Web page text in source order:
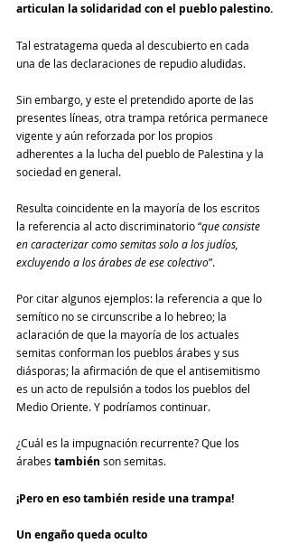
articulan la solidaridad con el pueblo palestino.
Tal estratagema queda al descubierto en cada
una de las declaraciones de repudio aludidas.
Sin embargo, y este el pretendido aporte de las
presentes líneas, otra trampa retórica permanece
vigente y aún reforzada por los propios
adherentes a la lucha del pueblo de Palestina y la
sociedad en general.
Resulta coincidente en la mayoría de los escritos
la referencia al acto discriminatorio “que consiste
en caracterizar como semitas solo a los judíos,
excluyendo a los árabes de ese colectivo”.
Por citar algunos ejemplos: la referencia a que lo
semítico no se circunscribe a lo hebreo; la
aclaración de que la mayoría de los actuales
semitas conforman los pueblos árabes y sus
diásporas; la afirmación de que el antisemitismo
es un acto de repulsión a todos los pueblos del
Medio Oriente. Y podríamos continuar.
¿Cuál es la impugnación recurrente? Que los
árabes también son semitas.
¡Pero en eso también reside una trampa!
Un engaño queda oculto